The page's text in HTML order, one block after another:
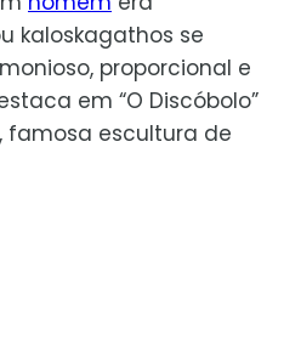
kaloskagathos se
proporcional e
em “O Discóbolo”
famosa escultura de